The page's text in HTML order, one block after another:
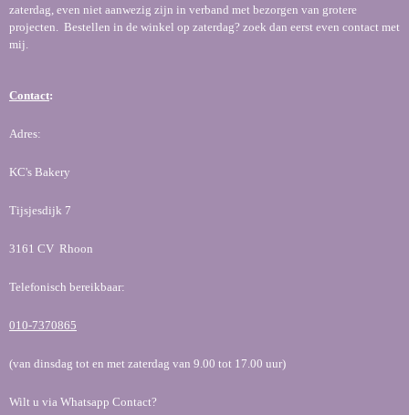
zaterdag, even niet aanwezig zijn in verband met bezorgen van grotere
projecten. Bestellen in de winkel op zaterdag? zoek dan eerst even contact met
mij.
Contact:
Adres:
KC's Bakery
Tijsjesdijk 7
3161 CV Rhoon
Telefonisch bereikbaar:
010-7370865
(van dinsdag tot en met zaterdag van 9.00 tot 17.00 uur)
Wilt u via Whatsapp Contact?